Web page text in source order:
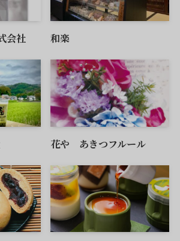
会社 和楽
花や あきつフルール